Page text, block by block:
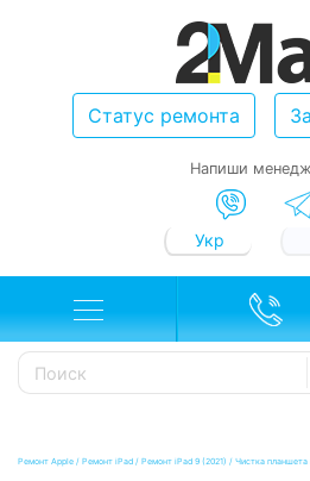
Статус ремонта
Напиши
Укр
Ремонт Apple / Ремонт iPad / Ремонт iPad 9 (2021) / Чистка планшета